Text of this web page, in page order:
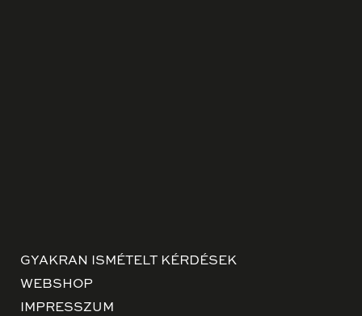
GYAKRAN ISMÉTELT KÉRDÉSEK
WEBSHOP
IMPRESSZUM